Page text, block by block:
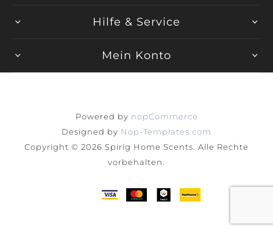
Hilfe & Service
Mein Konto
Powered by nopCommerce
Designed by Nop-Templates.com
Copyright © 2026 Spirig Home Scents. Alle Rechte
vorbehalten.